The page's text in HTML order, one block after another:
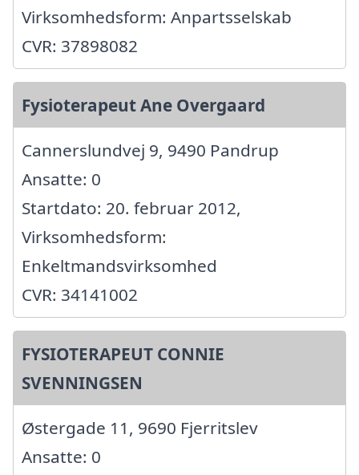
Virksomhedsform: Anpartsselskab
CVR: 37898082
Fysioterapeut Ane Overgaard
Cannerslundvej 9, 9490 Pandrup
Ansatte: 0
Startdato: 20. februar 2012,
Virksomhedsform:
Enkeltmandsvirksomhed
CVR: 34141002
FYSIOTERAPEUT CONNIE
SVENNINGSEN
Østergade 11, 9690 Fjerritslev
Ansatte: 0